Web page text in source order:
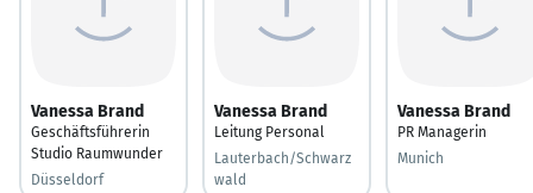
Vanessa Brand
Geschäftsführerin
Studio Raumwunder
Düsseldorf
Vanessa Brand
Leitung Personal
Lauterbach/Schwarz
wald
Vanessa Brand
PR Managerin
Munich